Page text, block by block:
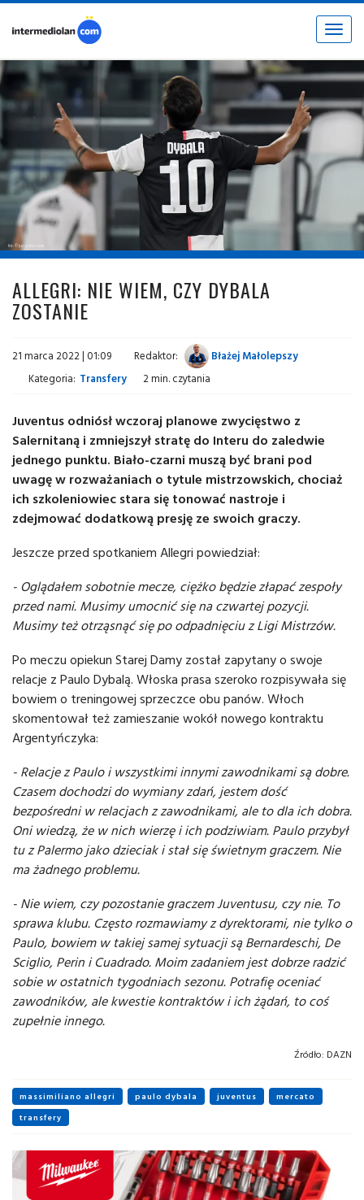
Toggle
fot. © juventus.com
ALLEGRI: NIE WIEM, CZY DYBALA
ZOSTANIE
21 marca 2022 | 01:09 Redaktor:
Błażej Małolepszy
Kategoria: Transfery 2 min. czytania
Juventus odniósł wczoraj planowe zwycięstwo z
Salernitaną i zmniejszył stratę do Interu do zaledwie
jednego punktu. Biało-czarni muszą być brani pod
uwagę w rozważaniach o tytule mistrzowskich, chociaż
ich szkoleniowiec stara się tonować nastroje i
zdejmować dodatkową presję ze swoich graczy.
Jeszcze przed spotkaniem Allegri powiedział:
- Oglądałem sobotnie mecze, ciężko będzie złapać zespoły
przed nami. Musimy umocnić się na czwartej pozycji.
Musimy też otrząsnąć się po odpadnięciu z Ligi Mistrzów.
Po meczu opiekun Starej Damy został zapytany o swoje
relacje z Paulo Dybalą. Włoska prasa szeroko rozpisywała się
bowiem o treningowej sprzeczce obu panów. Włoch
skomentował też zamieszanie wokół nowego kontraktu
Argentyńczyka:
- Relacje z Paulo i wszystkimi innymi zawodnikami są dobre.
Czasem dochodzi do wymiany zdań, jestem dość
bezpośredni w relacjach z zawodnikami, ale to dla ich dobra.
Oni wiedzą, że w nich wierzę i ich podziwiam. Paulo przybył
tu z Palermo jako dzieciak i stał się świetnym graczem. Nie
ma żadnego problemu.
- Nie wiem, czy pozostanie graczem Juventusu, czy nie. To
sprawa klubu. Często rozmawiamy z dyrektorami, nie tylko o
Paulo, bowiem w takiej samej sytuacji są Bernardeschi, De
Sciglio, Perin i Cuadrado. Moim zadaniem jest dobrze radzić
sobie w ostatnich tygodniach sezonu. Potrafię oceniać
zawodników, ale kwestie kontraktów i ich żądań, to coś
zupełnie innego.
Źródło: DAZN
massimiliano allegri paulo dybala juventus
mercato
transfery